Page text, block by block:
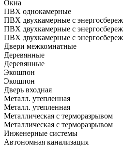
Окна
ПВХ однокамерные
ПВХ двухкамерные с
ПВХ двухкамерные с
ПВХ двухкамерные с
Двери межкомнатные
Деревянные
Деревянные
Экошпон
Экошпон
Дверь входная
Металл. утепленная
Металл. утепленная
Металлическая с терморазрывом
Металлическая с терморазрывом
Инженерные системы
Автономная канализация